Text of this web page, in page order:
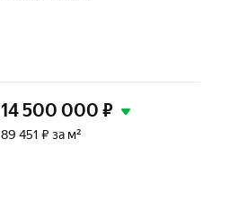
14 500 000 ₽
89 451 ₽ за м²